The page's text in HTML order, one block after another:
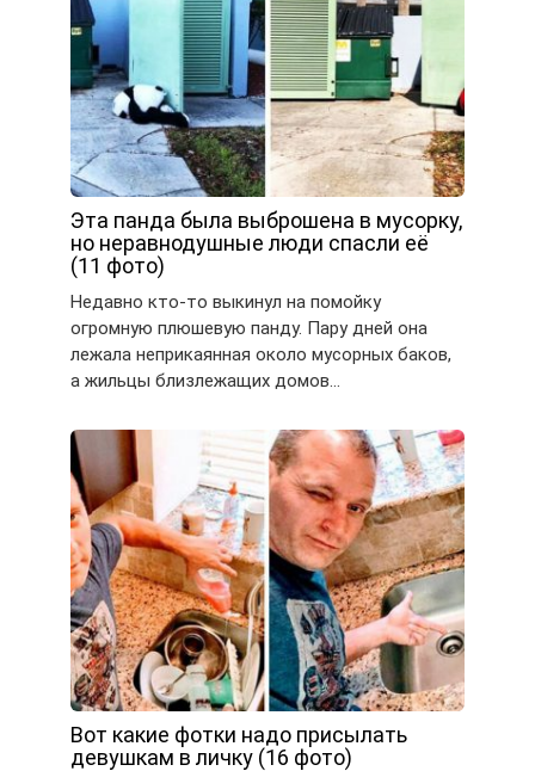
Эта панда была выброшена в мусорку,
но неравнодушные люди спасли её
(11 фото)
Недавно кто-то выкинул на помойку
огромную плюшевую панду. Пару дней она
лежала неприкаянная около мусорных баков,
а жильцы близлежащих домов…
Вот какие фотки надо присылать
девушкам в личку (16 фото)